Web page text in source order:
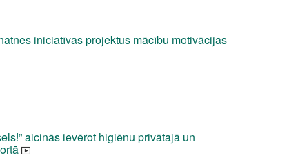
iniciatīvas projektus mācību motivācijas
aicinās ievērot higiēnu privātajā un